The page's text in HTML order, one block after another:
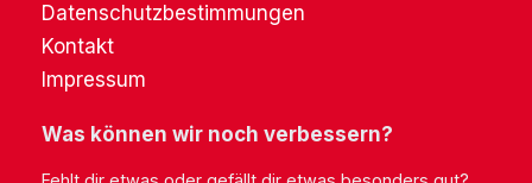
Datenschutzbestimmungen
Kontakt
Impressum
Was können wir noch verbessern?